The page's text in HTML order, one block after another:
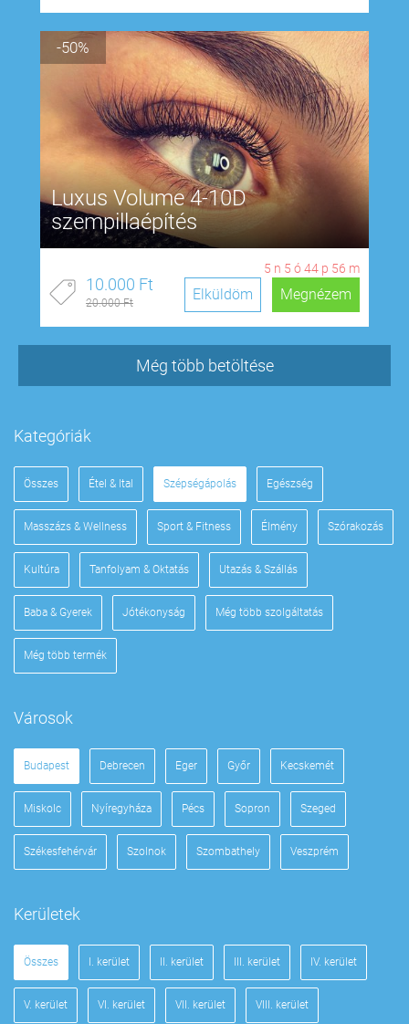
-50%
Luxus Volume 4-10D
szempillaépítés
5 n 5 ó44 p 55 m
10.000 Ft
20.000 Ft Megnézem
Elküldöm
Még több betöltése
Kategóriák
Összes Étel & Ital Szépségápolás Egészség
Masszázs & Wellness Sport & Fitness Élmény Szórakozás
Kultúra Tanfolyam & Oktatás Utazás & Szállás
Baba & Gyerek Jótékonyság Még több szolgáltatás
Még több termék
Városok
Budapest Debrecen Eger Győr Kecskemét
Miskolc Nyíregyháza Pécs Sopron Szeged
Székesfehérvár Szolnok Szombathely Veszprém
Kerületek
Összes I. kerület II. kerület III. kerület IV. kerület
V. kerület VI. kerület VII. kerület VIII. kerület